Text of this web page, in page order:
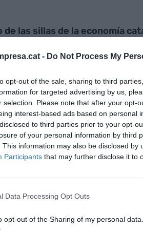
- Do Not Process My
opt-out of the sale, sharing to third
for targeted advertising by us,
selection. Please note that after your opt-
interest-based ads based on personal
to third parties prior to your opt-
of your personal information by third
This information may also be disclosed by
Participants that may further disclose it to
Data Processing Opt Outs
opt-out of the Sharing of my personal data.
de las sillas de la economía
nueva directora delCentro de
de 2026. Bettencourt-Dias
Portugal entre 2018 y 2023 y
nueva directora de relaciones
SGPSy líder del equipo de